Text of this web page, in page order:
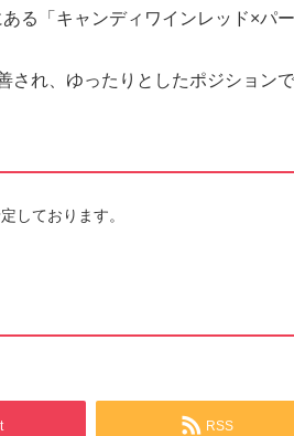
る「キャンディワインレッド×パ
され、ゆったりとしたポジション
しております。
RSS